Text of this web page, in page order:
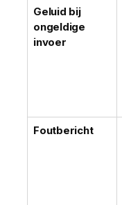
Geluid bij
ongeldige
invoer
Foutbericht